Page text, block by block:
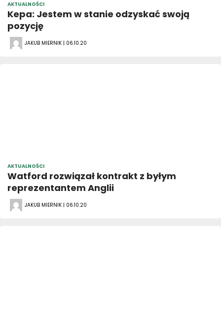
AKTUALNOŚCI
Kepa: Jestem w stanie odzyskać swoją
pozycję
JAKUB MIERNIK | 06.10.20
AKTUALNOŚCI
Watford rozwiązał kontrakt z byłym
reprezentantem Anglii
JAKUB MIERNIK | 06.10.20